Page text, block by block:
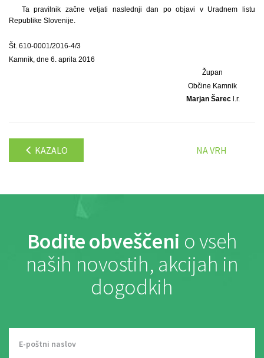
Ta pravilnik začne veljati naslednji dan po objavi v Uradnem listu
Republike Slovenije.
Št. 610-0001/2016-4/3
Kamnik, dne 6. aprila 2016
Župan
Občine Kamnik
Marjan Šarec l.r.
KAZALO NA VRH
Bodite obveščeni o vseh
naših novostih, akcijah in
dogodkih